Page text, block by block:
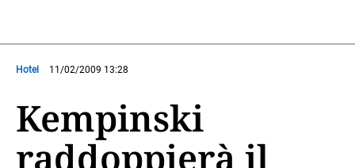
Hotel 11/02/2009 13:28
Kempinski
raddoppierà il